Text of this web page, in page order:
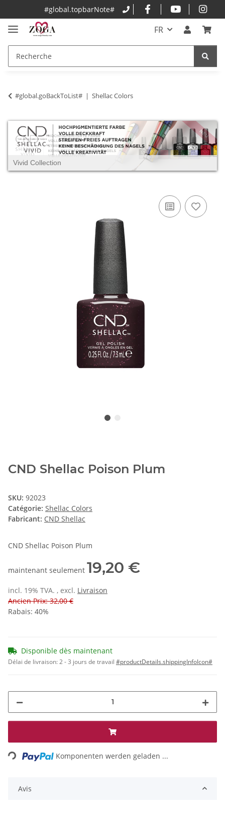
#global.topbarNote#
FR
#global.goBackToList# Shellac Colors
Vivid Collection
CND Shellac Poison Plum
SKU: 92023
Catégorie: Shellac Colors
Fabricant: CND Shellac
CND Shellac Poison Plum
maintenant seulement 19,20 €
incl. 19% TVA. , excl. Livraison
Ancien Prix: 32,00 €
Rabais: 40%
Disponible dès maintenant
Délai de livraison:2 - 3 jours de travail #productDetails.shippingInfoIcon#
Loading... Komponenten werden geladen ...
Avis